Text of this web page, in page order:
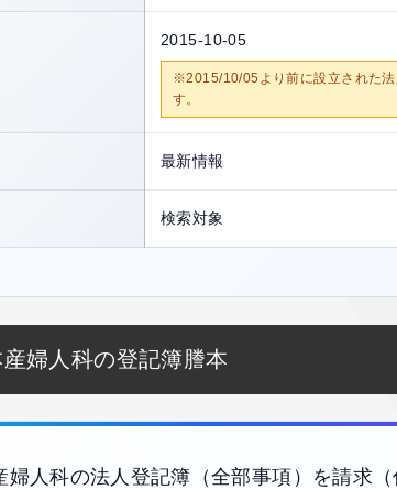
2015-10-05
※2015/10/05より前に設立された
す。
最新情報
検索対象
婦人科の登記簿謄本
婦人科の法人登記簿（全部事項）を請求